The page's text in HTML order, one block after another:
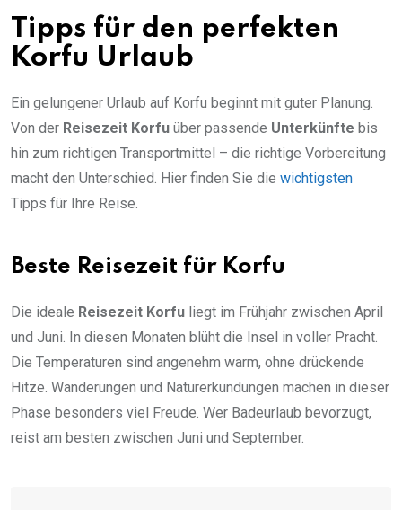
Tipps für den perfekten
Korfu Urlaub
Ein gelungener Urlaub auf Korfu beginnt mit guter Planung.
Von der Reisezeit Korfu über passende Unterkünfte bis
hin zum richtigen Transportmittel – die richtige Vorbereitung
macht den Unterschied. Hier finden Sie die wichtigsten
Tipps für Ihre Reise.
Beste Reisezeit für Korfu
Die ideale Reisezeit Korfu liegt im Frühjahr zwischen April
und Juni. In diesen Monaten blüht die Insel in voller Pracht.
Die Temperaturen sind angenehm warm, ohne drückende
Hitze. Wanderungen und Naturerkundungen machen in dieser
Phase besonders viel Freude. Wer Badeurlaub bevorzugt,
reist am besten zwischen Juni und September.